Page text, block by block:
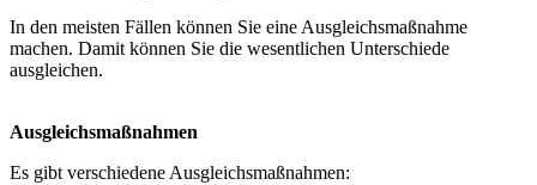
In den meisten Fällen können Sie eine Ausgleichsmaßnahme
machen. Damit können Sie die wesentlichen Unterschiede
ausgleichen.
Ausgleichsmaßnahmen
Es gibt verschiedene Ausgleichsmaßnahmen: